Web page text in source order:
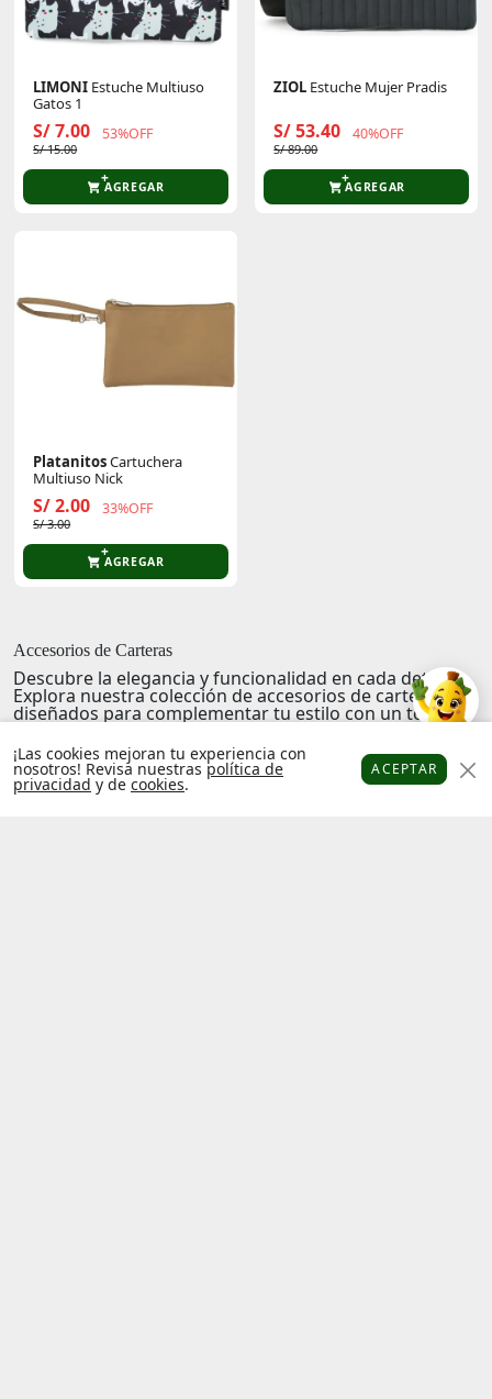
LIMONI Estuche Multiuso
Gatos 1
S/ 7.00 53%OFF
S/ 15.00
AGREGAR
ZIOL Estuche Mujer Pradis
S/ 53.40 40%OFF
S/ 89.00
AGREGAR
PlatanitosCartuchera
Multiuso Nick
S/ 2.00 33%OFF
S/ 3.00
AGREGAR
Accesorios de Carteras
Descubre la elegancia y funcionalidad en cada detalle.
Explora nuestra colección deaccesorios de carteras,
diseñados para complementar tu estilo con un toque
compactas hasta elegantes clutchs, cada pieza es
seleccionada para ofrecertecomodidad yconfianza en
cada ocasión. Sumérgete en un mundo donde la
innovación
Platanitos Favoritos
¡Las cookies mejoran tu experiencia con
nosotros! Revisa nuestras política de
privacidad y de cookies.
ACEPTAR